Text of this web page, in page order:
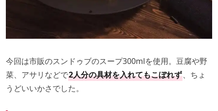
今回は市販のスンドゥブのスープ300mlを使用。豆腐や野
菜、アサリなどで2人分の具材を入れてもこぼれず、ちょ
うどいいかさでした。